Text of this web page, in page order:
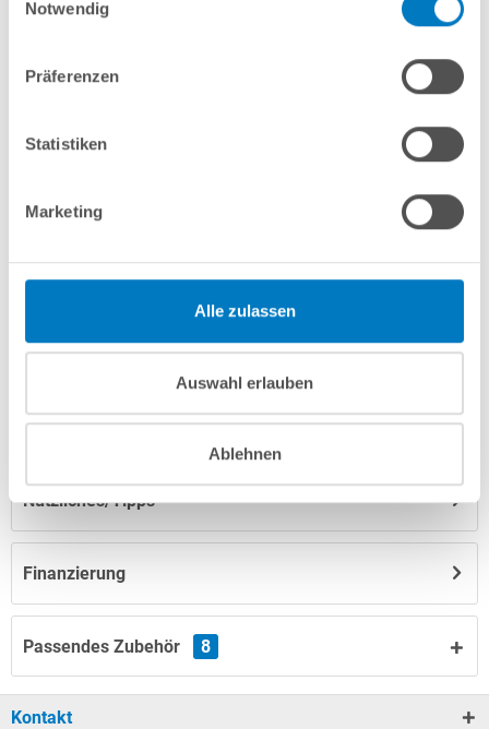
Notwendig
Präferenzen
Statistiken
Marketing
Alle zulassen
Auswahl erlauben
Ablehnen
Fragen? Wir helfen Ihnen gerne weiter:
Produktbeschreibung
Finanzierung
Herstellerangaben
Anleitungen/Datenblätter
Hinweise zum Versand / zur Lagerung
Nützliches/Tipps
Passendes Zubehör 8
Kontakt